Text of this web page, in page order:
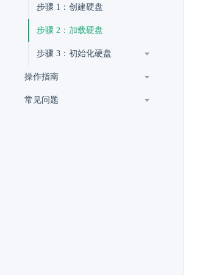
步骤 1：创建硬盘
步骤 2：加载硬盘
步骤 3：初始化硬盘
操作指南
常见问题